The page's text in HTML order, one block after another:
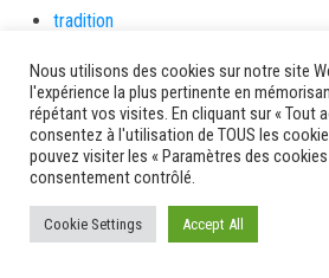
tradition
Transport et routes
Travail
Travaux
Travaux THD
travaux utiles
Nous utilisons des cookies sur notre site
l'expérience la plus pertinente en
répétant vos visites. En cliquant sur « Tout
consentez à l'utilisation de TOUS les
pouvez visiter les « Paramètres des
consentement contrôlé.
Cookie Settings Accept All